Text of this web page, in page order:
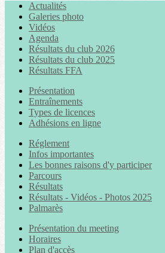
Actualités
Galeries photo
Vidéos
Agenda
Résultats du club 2026
Résultats du club 2025
Résultats FFA
Présentation
Entraînements
Types de licences
Adhésions en ligne
Réglement
Infos importantes
Les bonnes raisons d'y participer
Parcours
Résultats
Résultats - Vidéos - Photos 2025
Palmarès
Présentation du meeting
Horaires
Plan d'accès